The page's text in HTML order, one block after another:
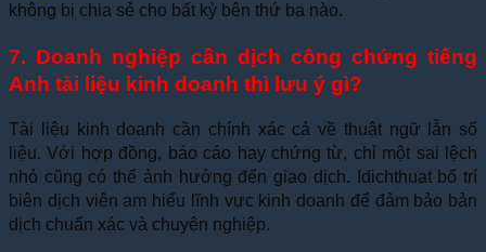
không bị chia sẻ cho bất kỳ bên thứ ba nào.
7. Doanh nghiệp cần dịch công chứng tiếng
Anh tài liệu kinh doanh thì lưu ý gì?
Tài liệu kinh doanh cần chính xác cả về thuật ngữ lẫn số
liệu. Với hợp đồng, báo cáo hay chứng từ, chỉ một sai lệch
nhỏ cũng có thể ảnh hưởng đến giao dịch. Idichthuat bố trí
biên dịch viên am hiểu lĩnh vực kinh doanh để đảm bảo bản
dịch chuẩn xác và chuyên nghiệp.